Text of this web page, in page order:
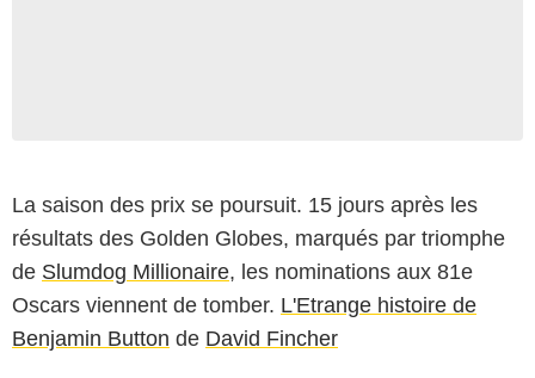
La saison des prix se poursuit. 15 jours après les
résultats des Golden Globes, marqués par triomphe
de Slumdog Millionaire, les nominations aux 81e
Oscars viennent de tomber. L'Etrange histoire de
Benjamin Button de David Fincher